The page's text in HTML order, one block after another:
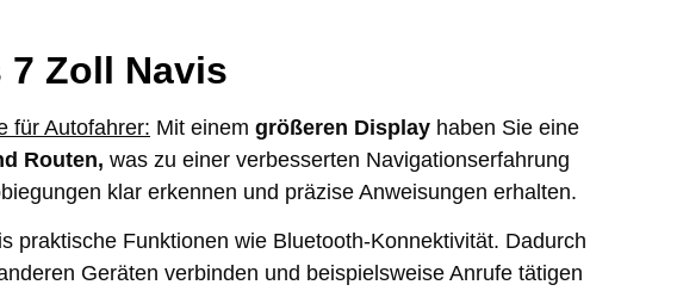
7 Zoll Navis
für Autofahrer: Mit einem größeren Display haben Sie eine
Routen, was zu einer verbesserten Navigationserfahrung
klar erkennen und präzise Anweisungen erhalten.
praktische Funktionen wie Bluetooth-Konnektivität. Dadurch
Geräten verbinden und beispielsweise Anrufe tätigen